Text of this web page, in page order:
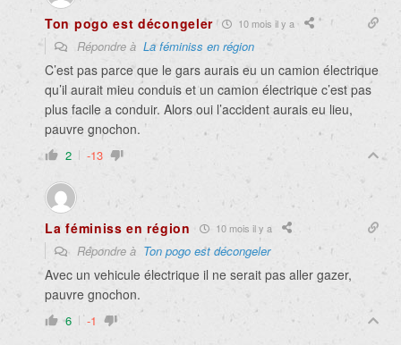
Ton pogo est décongeler 10 mois il y a
Répondre à La féminiss en région
C’est pas parce que le gars aurais eu un camion électrique
qu’il aurait mieu conduis et un camion électrique c’est pas
plus facile a conduir. Alors oui l’accident aurais eu lieu,
pauvre gnochon.
2 -13
La féminiss en région 10 mois il y a
Répondre à Ton pogo est décongeler
Avec un vehicule électrique il ne serait pas aller gazer,
pauvre gnochon.
6 -1